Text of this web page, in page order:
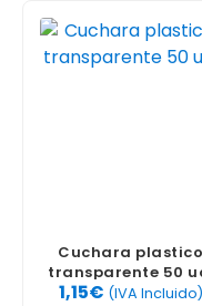
Cuchara plastico
transparente 50
1,15€ (IVA Incluido)